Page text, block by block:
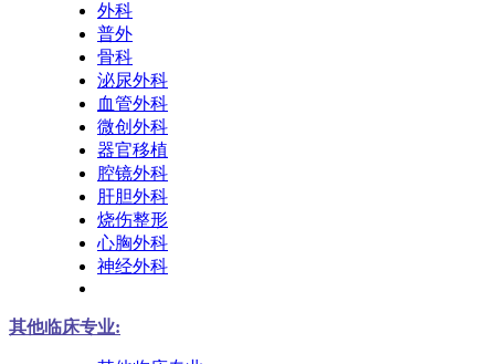
外科
普外
骨科
泌尿外科
血管外科
微创外科
器官移植
腔镜外科
肝胆外科
烧伤整形
心胸外科
神经外科
其他临床专业: